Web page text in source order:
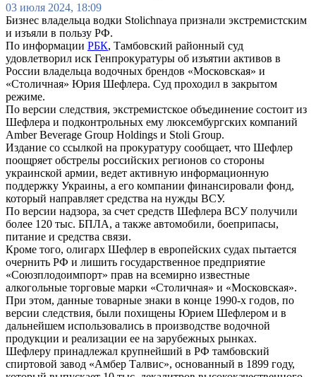
03 июля 2024, 18:09
Бизнес владельца водки Stolichnaya признали экстремистским
и изъяли в пользу РФ.
По информации РБК, Тамбовский районный суд
удовлетворил иск Генпрокуратуры об изъятии активов в
России владельца водочных брендов «Московская» и
«Столичная» Юрия Шефлера. Суд проходил в закрытом
режиме.
По версии следствия, экстремистское объединение состоит из
Шефлера и подконтрольных ему люксембургских компаний
Amber Beverage Group Holdings и Stoli Group.
Издание со ссылкой на прокуратуру сообщает, что Шефлер
поощряет обстрелы российских регионов со стороны
украинской армии, ведет активную информационную
поддержку Украины, а его компании финансировали фонд,
который направляет средства на нужды ВСУ.
По версии надзора, за счет средств Шефлера ВСУ получили
более 120 тыс. БПЛА, а также автомобили, боеприпасы,
питание и средства связи.
Кроме того, олигарх Шефлер в европейских судах пытается
очернить РФ и лишить государственное предприятие
«Союзплодоимпорт» прав на всемирно известные
алкогольные торговые марки «Столичная» и «Московская».
При этом, данные товарные знаки в конце 1990-х годов, по
версии следствия, были похищены Юрием Шефлером и в
дальнейшем использовались в производстве водочной
продукции и реализации ее на зарубежных рынках.
Шефлеру принадлежал крупнейший в РФ тамбовский
спиртовой завод «Амбер Талвис», основанный в 1899 году,